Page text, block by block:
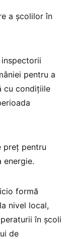
a școlilor în
pentru a
cu condițiile
preț pentru
energie.
formă
nivel local,
în școli
de